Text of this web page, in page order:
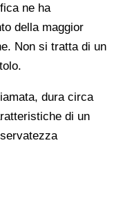
ne ha
della maggior
Non si tratta di un
dura circa
di un